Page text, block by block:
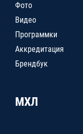
Фото
Видео
Программки
Аккредитация
Брендбук
МХЛ